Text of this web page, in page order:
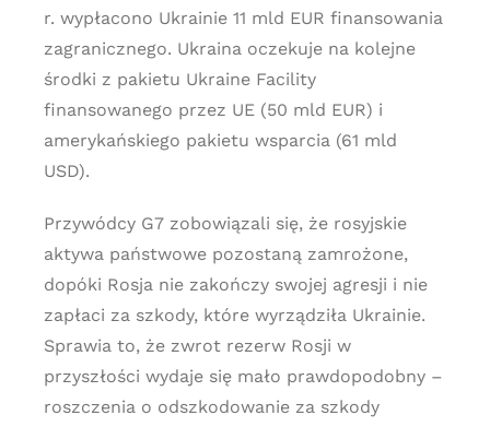
r. wypłacono Ukrainie 11 mld EUR finansowania
zagranicznego. Ukraina oczekuje na kolejne
środki z pakietu Ukraine Facility
finansowanego przez UE (50 mld EUR) i
amerykańskiego pakietu wsparcia (61 mld
USD).
Przywódcy G7 zobowiązali się, że rosyjskie
aktywa państwowe pozostaną zamrożone,
dopóki Rosja nie zakończy swojej agresji i nie
zapłaci za szkody, które wyrządziła Ukrainie.
Sprawia to, że zwrot rezerw Rosji w
przyszłości wydaje się mało prawdopodobny –
roszczenia o odszkodowanie za szkody